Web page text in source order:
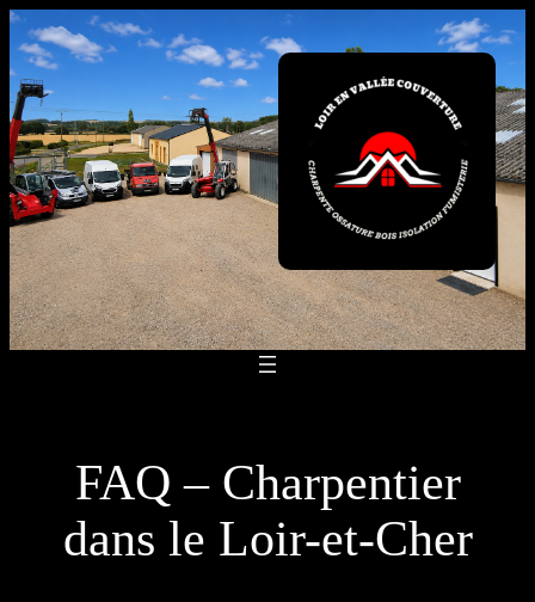
Aller
au
contenu
FAQ – Charpentier
dans le Loir-et-Cher